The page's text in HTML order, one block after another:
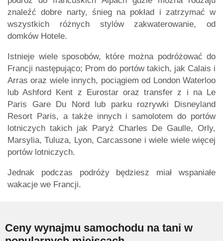
znaleźć dobre narty, śnieg na pokład i zatrzymać w
wszystkich różnych stylów zakwaterowanie, od
domków Hotele.
Istnieje wiele sposobów, które można podróżować do
Francji następująco; Prom do portów takich, jak Calais i
Arras oraz wiele innych, pociągiem od London Waterloo
lub Ashford Kent z Eurostar oraz transfer z i na Le
Paris Gare Du Nord lub parku rozrywki Disneyland
Resort Paris, a także innych i samolotem do portów
lotniczych takich jak Paryż Charles De Gaulle, Orly,
Marsylia, Tuluza, Lyon, Carcassone i wiele wiele więcej
portów lotniczych.
Jednak podczas podróży będziesz miał wspaniałe
wakacje we Francji.
Ceny wynajmu samochodu na tani w